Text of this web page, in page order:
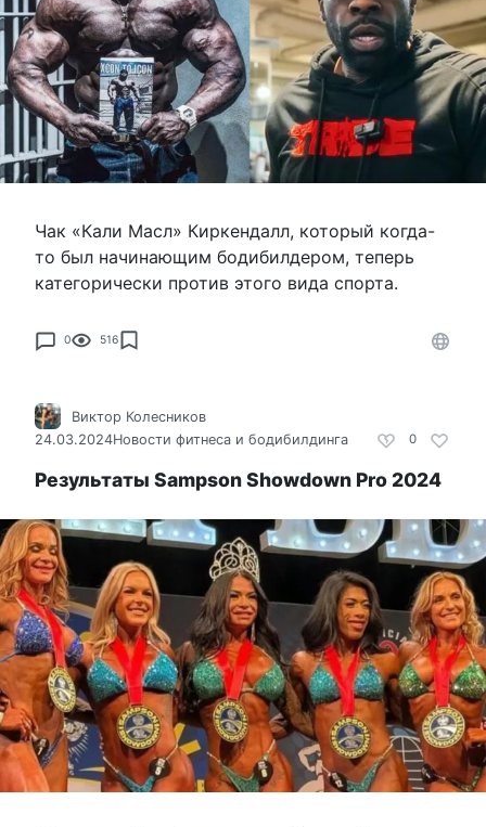
Чак «Кали Масл» Киркендалл, который когда-
то был начинающим бодибилдером, теперь
категорически против этого вида спорта.
0 516
0
Виктор Колесников
24.03.2024Новости фитнеса и бодибилдинга
Результаты Sampson Showdown Pro 2024